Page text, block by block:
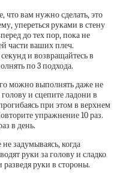
что вам нужно сделать, это
упереться руками в стену
до тех пор, пока не
части ваших плеч.
и возвращайтесь в
по 3 подхода.
можно выполнять даже не
голову и сцепите ладони в
при этом в верхнем
упражнение 10 раз.
в день.
задумываясь, когда
руки за голову и сладко
руки в стороны.